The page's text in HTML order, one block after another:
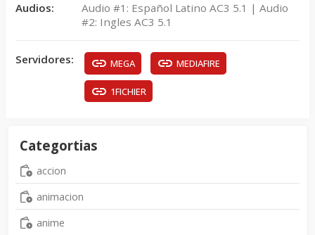
Audios:
Audio #1: Español Latino AC3 5.1 | Audio
#2: Ingles AC3 5.1
Servidores: MEGA MEDIAFIRE
1FICHIER
Categortias
accion
animacion
anime